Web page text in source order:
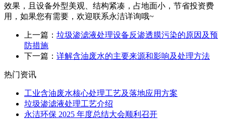
效果，且设备外型美观、结构紧凑，占地面小，节省投资费
用，如果您有需要，欢迎联系永洁详询哦~
上一篇： 垃圾渗滤液处理设备反渗透膜污染的原因及预
防措施
下一篇： 详解含油废水的主要来源和影响及处理方法
热门资讯
工业含油废水核心处理工艺及落地应用方案
垃圾渗滤液处理工艺介绍
永洁环保 2025 年度总结大会顺利召开